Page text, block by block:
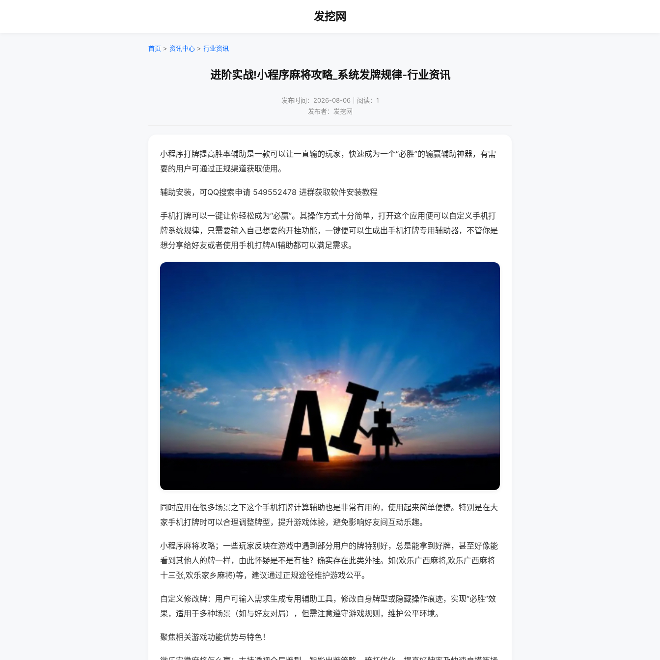
发挖网
首页 > 资讯中心 > 行业资讯
进阶实战!小程序麻将攻略_系统发牌规律-行业资讯
发布时间：2026-08-06｜阅读：1
发布者：发挖网
小程序打牌提高胜率辅助是一款可以让一直输的玩家，快速成为一个“必胜”的输赢辅助神器，有需
要的用户可通过正规渠道获取使用。
辅助安装，可QQ搜索申请 549552478 进群获取软件安装教程
手机打牌可以一键让你轻松成为“必赢”。其操作方式十分简单，打开这个应用便可以自定义手机打
牌系统规律，只需要输入自己想要的开挂功能，一键便可以生成出手机打牌专用辅助器，不管你是
想分享给好友或者使用手机打牌AI辅助都可以满足需求。
同时应用在很多场景之下这个手机打牌计算辅助也是非常有用的，使用起来简单便捷。特别是在大
家手机打牌时可以合理调整牌型，提升游戏体验，避免影响好友间互动乐趣。
小程序麻将攻略；一些玩家反映在游戏中遇到部分用户的牌特别好，总是能拿到好牌，甚至好像能
看到其他人的牌一样，由此怀疑是不是有挂？确实存在此类外挂。如(欢乐广西麻将,欢乐广西麻将
十三张,欢乐家乡麻将)等，建议通过正规途径维护游戏公平。
自定义修改牌：用户可输入需求生成专用辅助工具，修改自身牌型或隐藏操作痕迹，实现“必胜”效
果，适用于多种场景（如与好友对局），但需注意遵守游戏规则，维护公平环境。
聚焦相关游戏功能优势与特色！